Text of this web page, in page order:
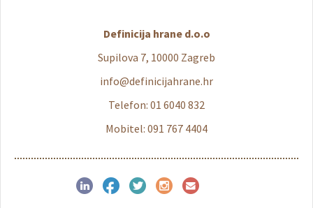
Definicija hrane d.o.o
Supilova 7, 10000 Zagreb
info@definicijahrane.hr
Telefon: 01 6040 832
Mobitel: 091 767 4404